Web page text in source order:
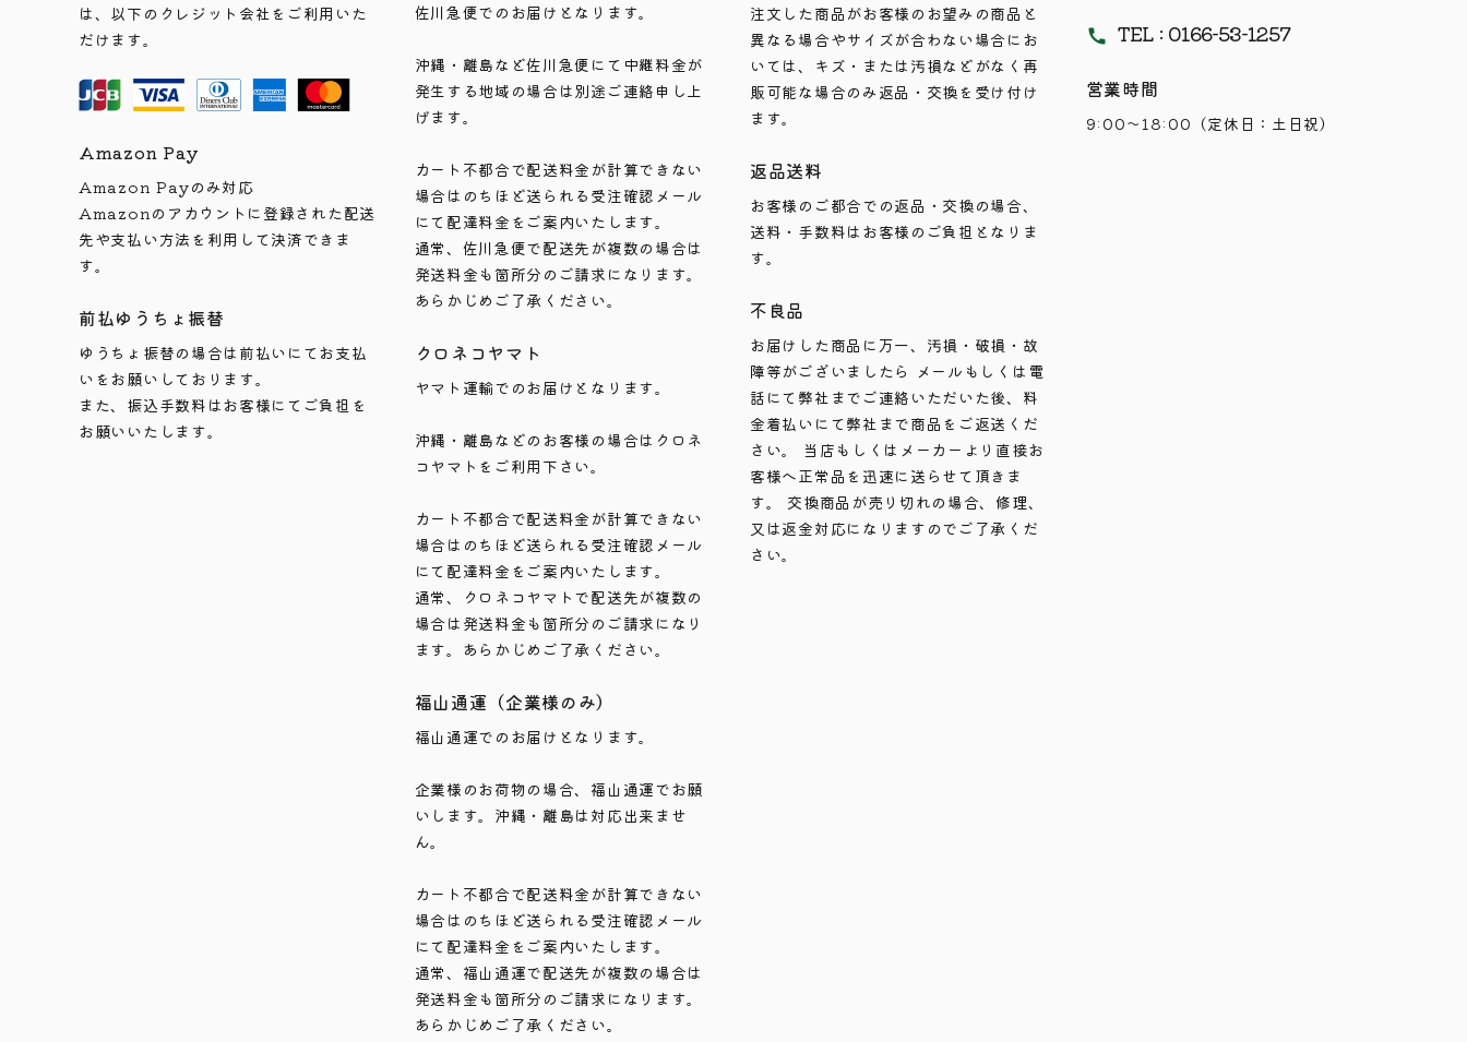
は、以下のクレジット会社をご利用いた
だけます。
Amazon Pay
Amazon Payのみ対応
Amazonのアカウントに登録された配送
先や支払い方法を利用して決済できま
す。
前払ゆうちょ振替
ゆうちょ振替の場合は前払いにてお支払
いをお願いしております。
また、振込手数料はお客様にてご負担を
お願いいたします。
佐川急便でのお届けとなります。
沖縄・離島など佐川急便にて中継料金が
発生する地域の場合は別途ご連絡申し上
げます。
カート不都合で配送料金が計算できない
場合はのちほど送られる受注確認メール
にて配達料金をご案内いたします。
通常、佐川急便で配送先が複数の場合は
発送料金も箇所分のご請求になります。
あらかじめご了承ください。
クロネコヤマト
ヤマト運輸でのお届けとなります。
沖縄・離島などのお客様の場合はクロネ
コヤマトをご利用下さい。
カート不都合で配送料金が計算できない
場合はのちほど送られる受注確認メール
にて配達料金をご案内いたします。
通常、クロネコヤマトで配送先が複数の
場合は発送料金も箇所分のご請求になり
ます。あらかじめご了承ください。
福山通運（企業様のみ）
福山通運でのお届けとなります。
企業様のお荷物の場合、福山通運でお願
いします。沖縄・離島は対応出来ませ
ん。
カート不都合で配送料金が計算できない
場合はのちほど送られる受注確認メール
にて配達料金をご案内いたします。
通常、福山通運で配送先が複数の場合は
発送料金も箇所分のご請求になります。
あらかじめご了承ください。
注文した商品がお客様のお望みの商品と
異なる場合やサイズが合わない場合にお
いては、キズ・または汚損などがなく再
販可能な場合のみ返品・交換を受け付け
ます。
返品送料
お客様のご都合での返品・交換の場合、
送料・手数料はお客様のご負担となりま
す。
不良品
お届けした商品に万一、汚損・破損・故
障等がございましたら メールもしくは電
話にて弊社までご連絡いただいた後、料
金着払いにて弊社まで商品をご返送くだ
さい。 当店もしくはメーカーより直接お
客様へ正常品を迅速に送らせて頂きま
す。 交換商品が売り切れの場合、修理、
又は返金対応になりますのでご了承くだ
さい。
call TEL : 0166-53-1257
営業時間
9:00～18:00（定休日：土日祝）